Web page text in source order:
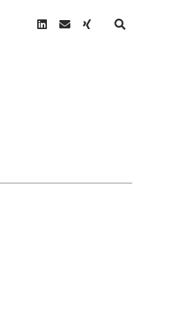
linkedin
emailxing